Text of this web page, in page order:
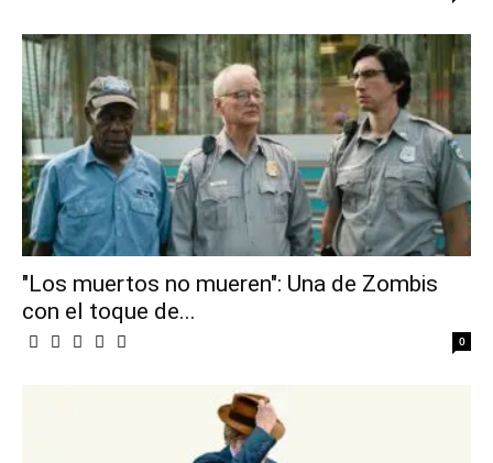
"Los muertos no mueren": Una de Zombis
con el toque de...
0